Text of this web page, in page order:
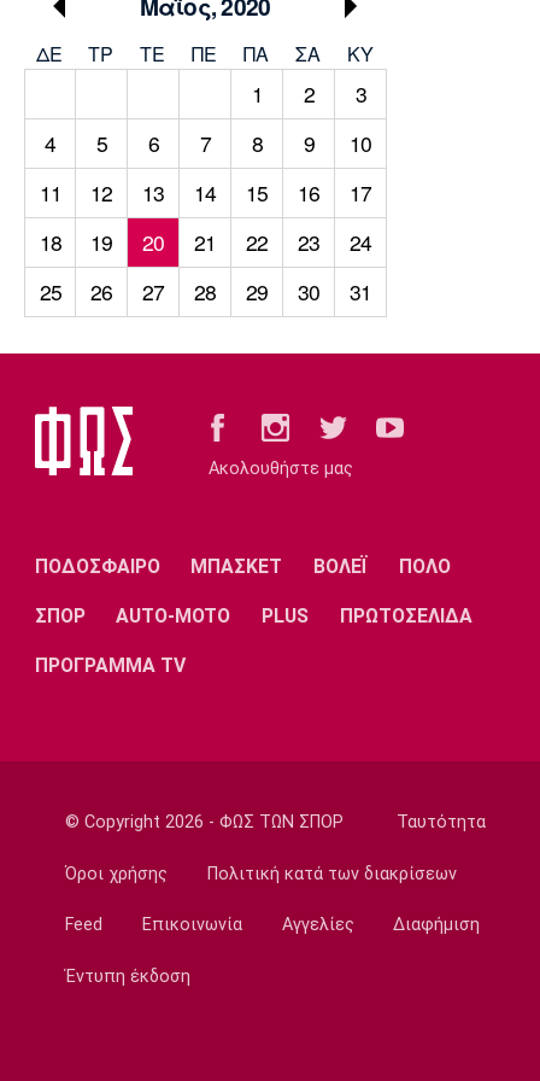
Πολιτισμός
Τραγούδια
Cine Spot
Running
Media
Παρασκήνιο
Πρόγραμμα TV
Κηφισιά Πανσερραϊκός
Μπαρτσελόνα
Ρεάλ
Μαδρίτης
Ατλέτικο
Μαδρίτης
Μάντσεστερ
Γιουνάιτεντ
Σίτι
Μπορούσια
Παρί Σεν
Μαρσέιγ
Μονακό
ΔΕ ΤΡ TΕ ΠΕ ΠΑ ΣΑ ΚΥ
1 2
3
4
5 6 7 8 9
10
11
12 13 14 15 16
17
18
19 20 21 22 23
24
25
26 27 28 29 30 31
Ακολουθήστε μας
ΠΟΔΟΣΦΑΙΡΟ ΜΠΑΣΚΕΤ ΒΟΛΕΪ ΠΟΛΟ
ΣΠΟΡ AUTO-MOTO PLUS ΠΡΩΤΟΣΕΛΙΔΑ
ΠΡΟΓΡΑΜΜΑ TV
© Copyright 2026 - ΦΩΣ ΤΩΝ ΣΠΟΡ Ταυτότητα
Όροι χρήσης Πολιτική κατά των διακρίσεων
Feed Επικοινωνία Αγγελίες Διαφήμιση
Έντυπη έκδοση